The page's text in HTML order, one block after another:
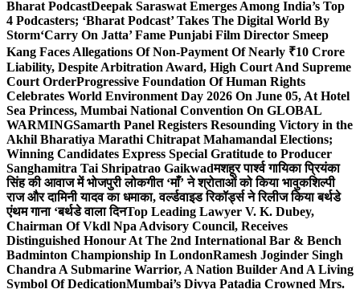
Bharat PodcastDeepak Saraswat Emerges Among India’s Top
4 Podcasters; ‘Bharat Podcast’ Takes The Digital World By
Storm‘Carry On Jatta’ Fame Punjabi Film Director Smeep
Kang Faces Allegations Of Non-Payment Of Nearly ₹10 Crore
Liability, Despite Arbitration Award, High Court And Supreme
Court OrderProgressive Foundation Of Human Rights
Celebrates World Environment Day 2026 On June 05, At Hotel
Sea Princess, Mumbai National Convention On GLOBAL
WARMINGSamarth Panel Registers Resounding Victory in the
Akhil Bharatiya Marathi Chitrapat Mahamandal Elections;
Winning Candidates Express Special Gratitude to Producer
Sanghamitra Tai Shripatrao Gaikwadमशहूर पार्श्व गायिका प्रियंका
सिंह की आवाज में भोजपुरी लोकगीत ‘माँ’ ने श्रोताओं को किया भावुकशिल्पी
राज और दामिनी यादव का धमाका, वर्ल्डवाइड रिकॉर्ड्स ने रिलीज किया बर्थडे
एंथम गाना ‘बर्थडे वाला दिनTop Leading Lawyer V. K. Dubey,
Chairman Of Vkdl Npa Advisory Council, Receives
Distinguished Honour At The 2nd International Bar & Bench
Badminton Championship In LondonRamesh Joginder Singh
Chandra A Submarine Warrior, A Nation Builder And A Living
Symbol Of DedicationMumbai’s Divya Patadia Crowned Mrs.